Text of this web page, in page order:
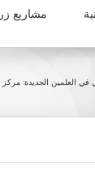
مشاريع
في العلمين الجديدة: مركز